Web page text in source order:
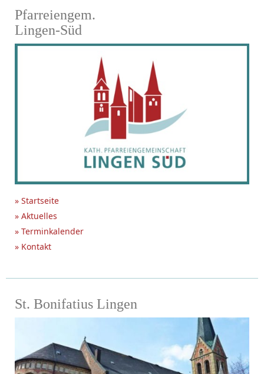
Pfarreiengem.
Lingen-Süd
» Startseite
» Aktuelles
» Terminkalender
» Kontakt
St. Bonifatius Lingen